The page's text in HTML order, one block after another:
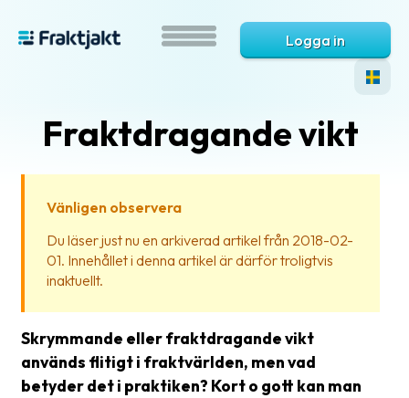
Vad
Hjälp?
Logga in
Fraktdragande vikt
Vänligen observera
Du läser just nu en arkiverad artikel från 2018-02-
01. Innehållet i denna artikel är därför troligtvis
inaktuellt.
Skrymmande eller fraktdragande vikt
används flitigt i fraktvärlden, men vad
betyder det i praktiken? Kort o gott kan man